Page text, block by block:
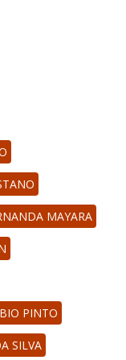
MAYARA
PINTO
SILVA